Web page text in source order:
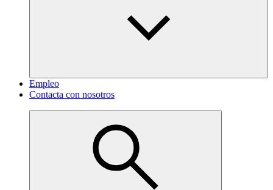
Empleo
Contacta con nosotros